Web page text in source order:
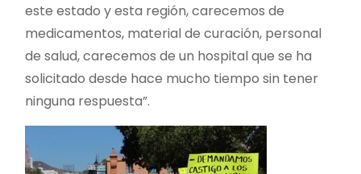
este estado y esta región, carecemos de
medicamentos, material de curación, personal
de salud, carecemos de un hospital que se ha
solicitado desde hace mucho tiempo sin tener
ninguna respuesta”.